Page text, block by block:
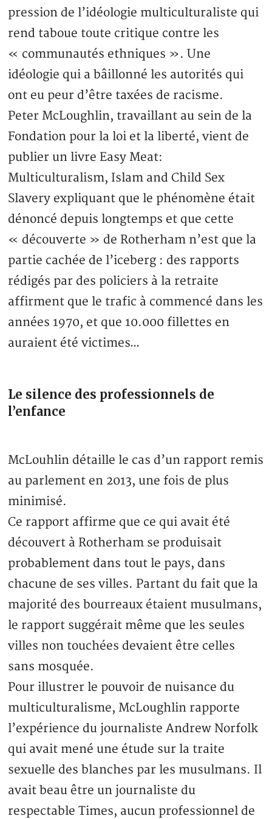
pression de l’idéologie multiculturaliste qui
rend taboue toute critique contre les
« communautés ethniques ». Une
idéologie qui a bâillonné les autorités qui
ont eu peur d’être taxées de racisme.
Peter McLoughlin, travaillant au sein de la
Fondation pour la loi et la liberté, vient de
publier un livre Easy Meat:
Multiculturalism, Islam and Child Sex
Slavery expliquant que le phénomène était
dénoncé depuis longtemps et que cette
« découverte » de Rotherham n’est que la
partie cachée de l’iceberg : des rapports
rédigés par des policiers à la retraite
affirment que le trafic à commencé dans les
années 1970, et que 10.000 fillettes en
auraient été victimes…
Le silence des professionnels de
l’enfance
McLouhlin détaille le cas d’un rapport remis
au parlement en 2013, une fois de plus
minimisé.
Ce rapport affirme que ce qui avait été
découvert à Rotherham se produisait
probablement dans tout le pays, dans
chacune de ses villes. Partant du fait que la
majorité des bourreaux étaient musulmans,
le rapport suggérait même que les seules
villes non touchées devaient être celles
sans mosquée.
Pour illustrer le pouvoir de nuisance du
multiculturalisme, McLoughlin rapporte
l’expérience du journaliste Andrew Norfolk
qui avait mené une étude sur la traite
sexuelle des blanches par les musulmans. Il
avait beau être un journaliste du
respectable Times, aucun professionnel de